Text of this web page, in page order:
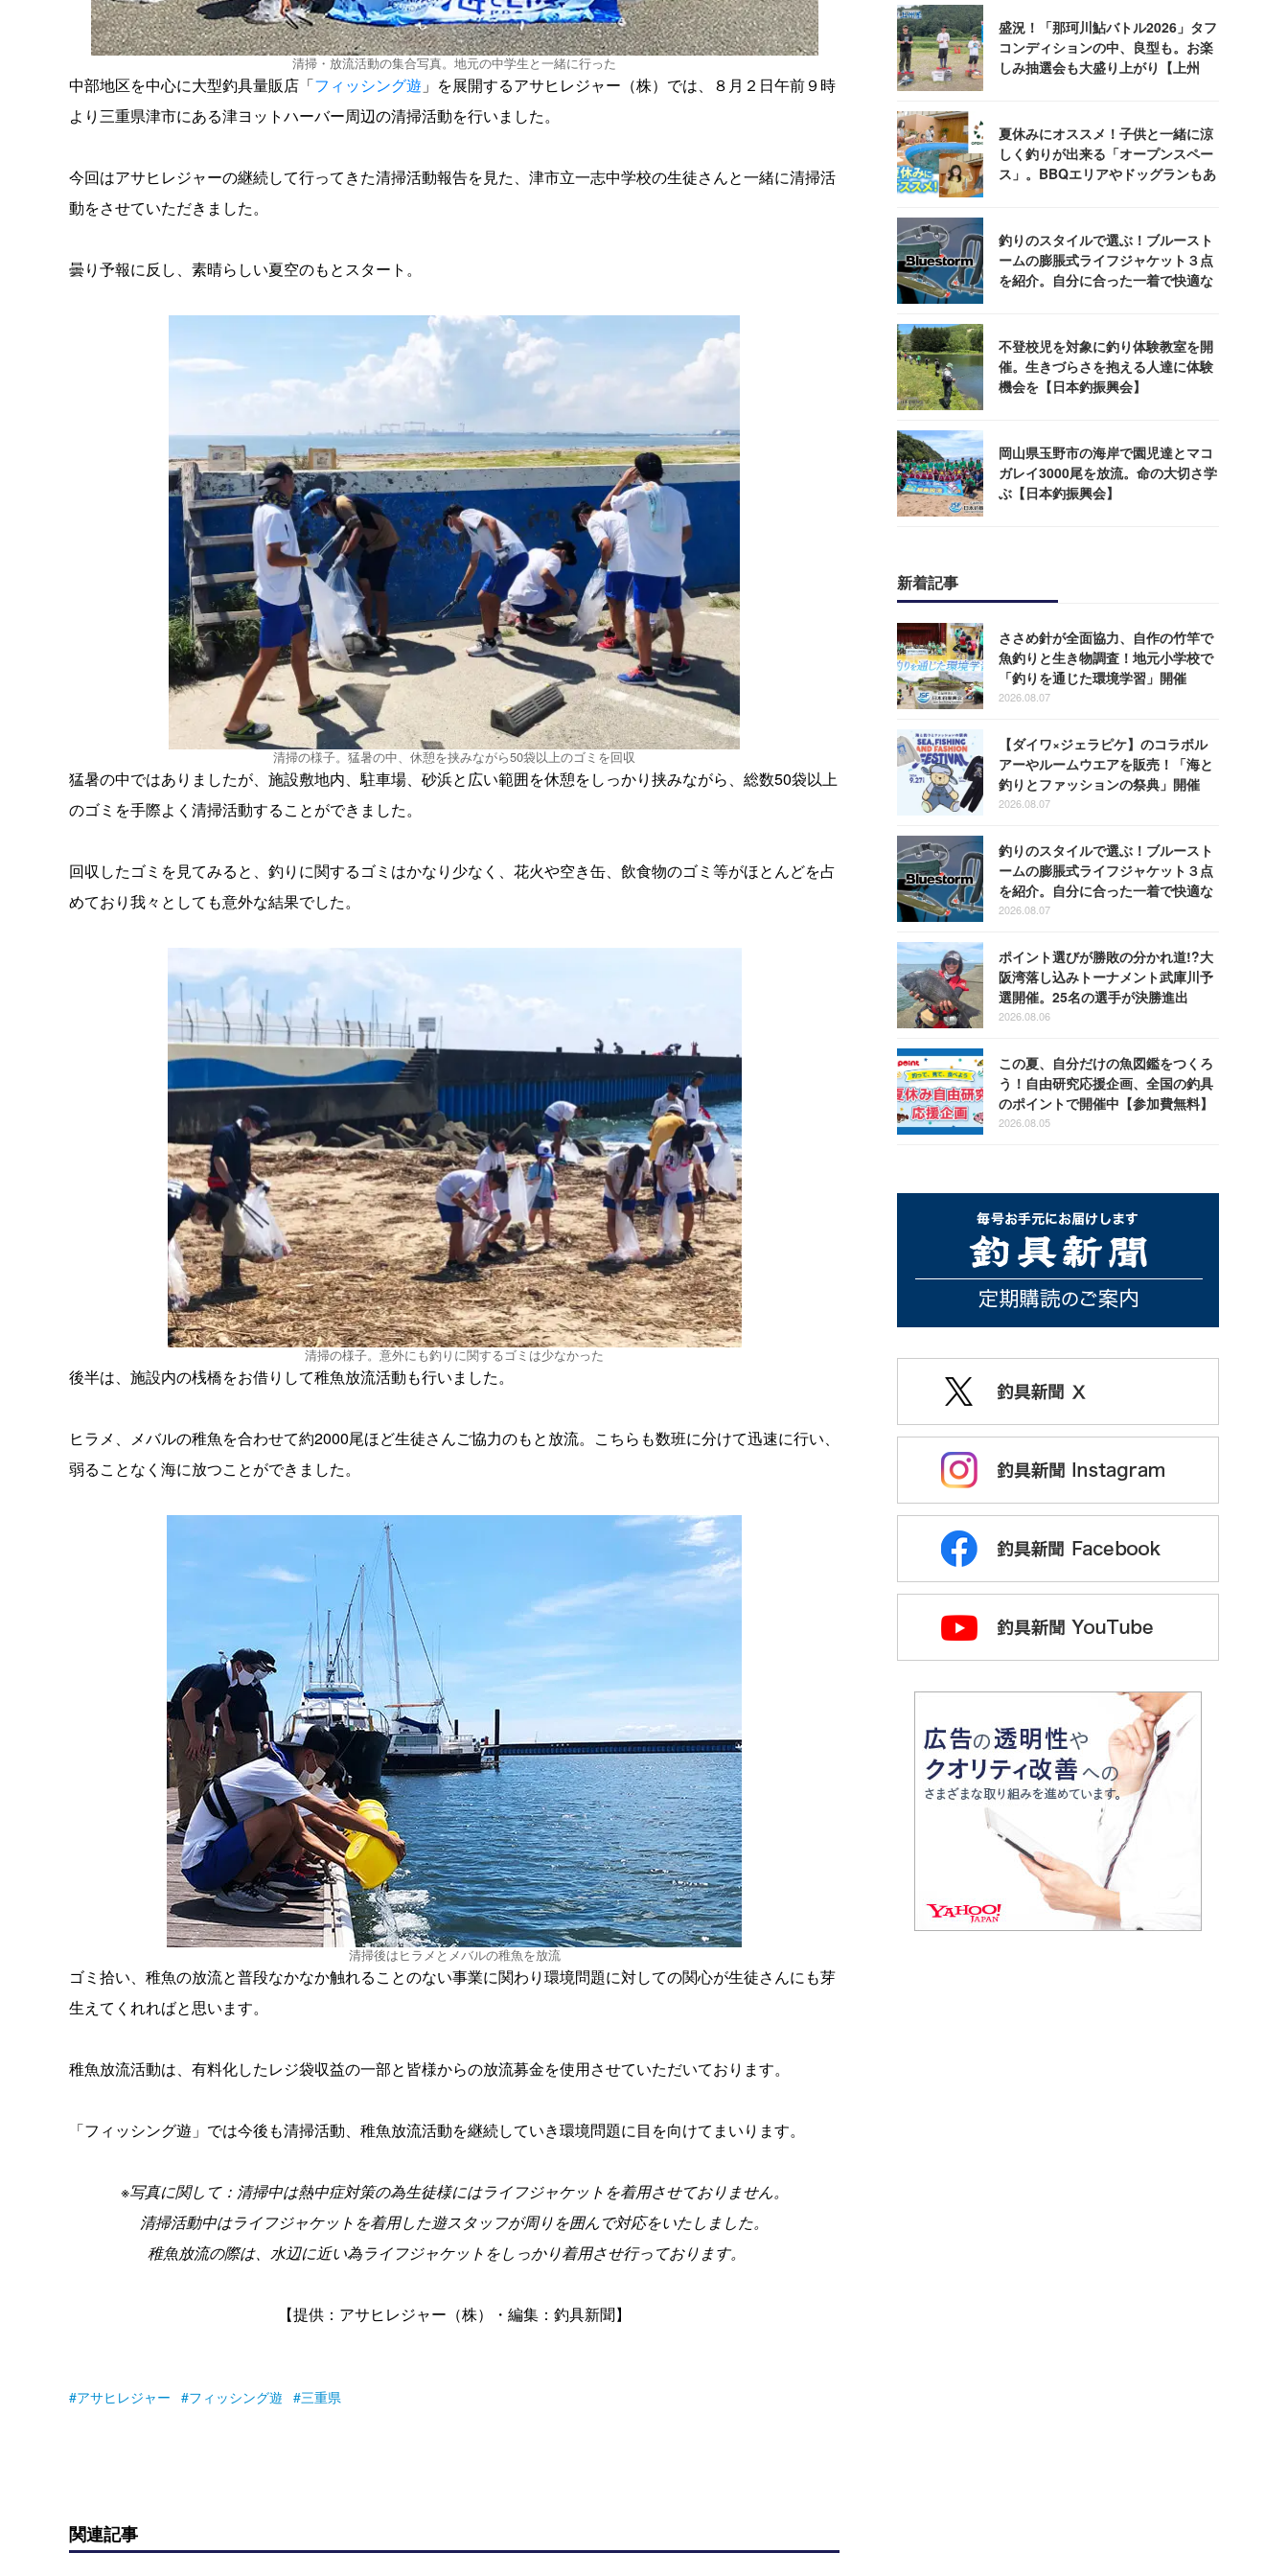
清掃・放流活動の集合写真。地元の中学生と一緒に行った
中部地区を中心に大型釣具量販店「フィッシング遊 」を展開するアサヒレジャー（株）では、８月２日午前９時
より三重県津市にある津ヨットハーバー周辺の清掃活動を行いました。
今回はアサヒレジャーの継続して行ってきた清掃活動報告を見た、津市立一志中学校の生徒さんと一緒に清掃活
動をさせていただきました。
曇り予報に反し、素晴らしい夏空のもとスタート。
清掃の様子。猛暑の中、休憩を挟みながら50袋以上のゴミを回収
猛暑の中ではありましたが、施設敷地内、駐車場、砂浜と広い範囲を休憩をしっかり挟みながら、総数50袋以上
のゴミを手際よく清掃活動することができました。
回収したゴミを見てみると、釣りに関するゴミはかなり少なく、花火や空き缶、飲食物のゴミ等がほとんどを占
めており我々としても意外な結果でした。
清掃の様子。意外にも釣りに関するゴミは少なかった
後半は、施設内の桟橋をお借りして稚魚放流活動も行いました。
ヒラメ、メバルの稚魚を合わせて約2000尾ほど生徒さんご協力のもと放流。こちらも数班に分けて迅速に行い、
弱ることなく海に放つことができました。
清掃後はヒラメとメバルの稚魚を放流
ゴミ拾い、稚魚の放流と普段なかなか触れることのない事業に関わり環境問題に対しての関心が生徒さんにも芽
生えてくれればと思います。
稚魚放流活動は、有料化したレジ袋収益の一部と皆様からの放流募金を使用させていただいております。
「フィッシング遊」では今後も清掃活動、稚魚放流活動を継続していき環境問題に目を向けてまいります。
※写真に関して：清掃中は熱中症対策の為生徒様にはライフジャケットを着用させておりません。
清掃活動中はライフジャケットを着用した遊スタッフが周りを囲んで対応をいたしました。
稚魚放流の際は、水辺に近い為ライフジャケットをしっかり着用させ行っております。
【提供：アサヒレジャー（株）・編集：釣具新聞】
アサヒレジャー フィッシング遊 三重県
関連記事
盛況！「那珂川鮎バトル2026」タフ
コンディションの中、良型も。お楽
しみ抽選会も大盛り上がり【上州
夏休みにオススメ！子供と一緒に涼
しく釣りが出来る「オープンスペー
ス」。BBQエリアやドッグランもあ
釣りのスタイルで選ぶ！ブルースト
ームの膨脹式ライフジャケット３点
を紹介。自分に合った一着で快適な
不登校児を対象に釣り体験教室を開
催。生きづらさを抱える人達に体験
機会を【日本釣振興会】
岡山県玉野市の海岸で園児達とマコ
ガレイ3000尾を放流。命の大切さ学
ぶ【日本釣振興会】
新着記事
ささめ針が全面協力、自作の竹竿で
魚釣りと生き物調査！地元小学校で
「釣りを通じた環境学習」開催
2026.08.07
【ダイワ×ジェラピケ】のコラボル
アーやルームウエアを販売！「海と
釣りとファッションの祭典」開催
2026.08.07
釣りのスタイルで選ぶ！ブルースト
ームの膨脹式ライフジャケット３点
を紹介。自分に合った一着で快適な
釣りを
2026.08.07
ポイント選びが勝敗の分かれ道!?大
阪湾落し込みトーナメント武庫川予
選開催。25名の選手が決勝進出
2026.08.06
この夏、自分だけの魚図鑑をつくろ
う！自由研究応援企画、全国の釣具
のポイントで開催中【参加費無料】
2026.08.05